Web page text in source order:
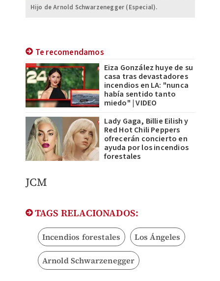
Hijo de Arnold Schwarzenegger (Especial).
Te recomendamos
Eiza González huye de su
casa tras devastadores
incendios en LA: "nunca
había sentido tanto
miedo" | VIDEO
Lady Gaga, Billie Eilish y
Red Hot Chili Peppers
ofrecerán concierto en
ayuda por los incendios
forestales
JCM
TAGS RELACIONADOS:
Incendios forestales Los Ángeles
Arnold Schwarzenegger